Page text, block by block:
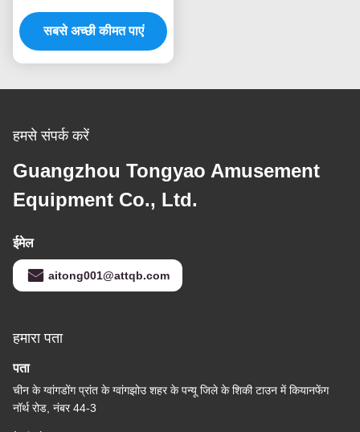
का घर उपकरण बेबी किंग थीम
सबसे अच्छी कीमत पाएं
हमसे संपर्क करें
Guangzhou Tongyao Amusement
Equipment Co., Ltd.
ईमेल
aitong001@attqb.com
हमारा पता
पता
चीन के ग्वांगडोंग प्रांत के ग्वांगझोउ शहर के पन्यू जिले के शि‍की टाउन में कियानफेंग
नॉर्थ रोड, नंबर 44-3